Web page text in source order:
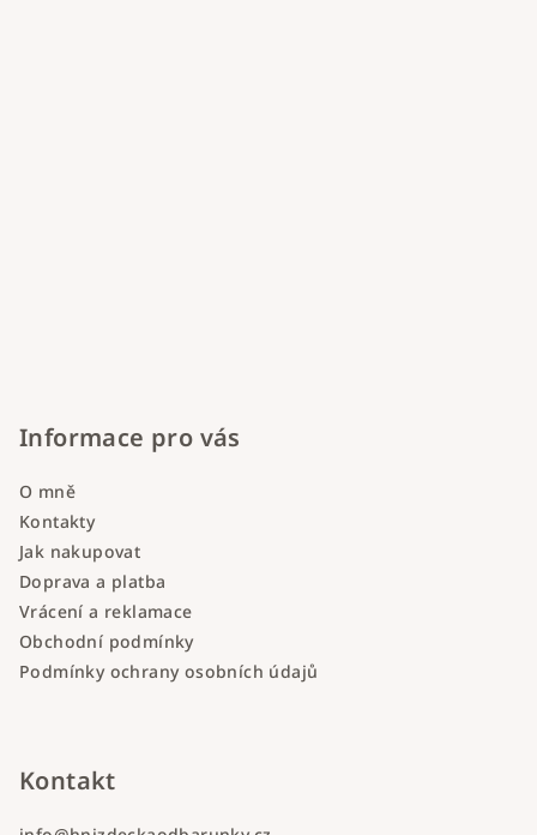
Informace pro vás
O mně
Kontakty
Jak nakupovat
Doprava a platba
Vrácení a reklamace
Obchodní podmínky
Podmínky ochrany osobních údajů
Kontakt